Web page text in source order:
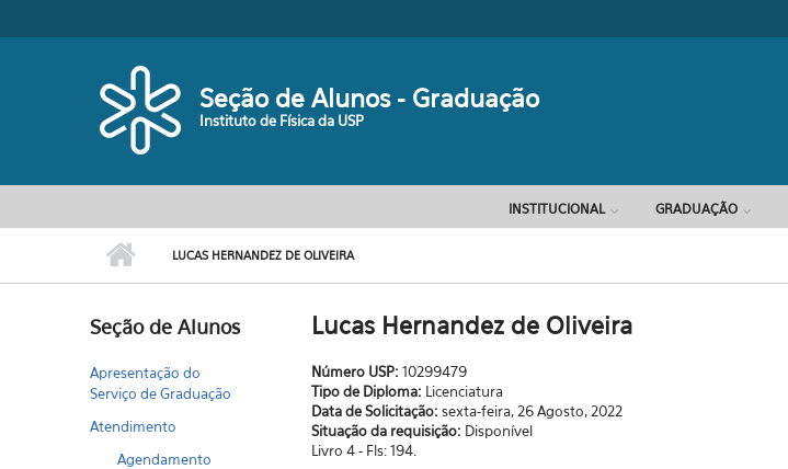
Seção de Alunos - Graduação
Instituto de Física da USP
INSTITUCIONAL GRADUAÇÃO
LUCAS HERNANDEZ DE OLIVEIRA
Seção de Alunos
Apresentação do
Serviço de Graduação
Atendimento
Agendamento
Lucas Hernandez de Oliveira
Número USP: 10299479
Tipo de Diploma: Licenciatura
Data de Solicitação: sexta-feira, 26 Agosto, 2022
Situação da requisição: Disponível
Livro 4 - Fls: 194.